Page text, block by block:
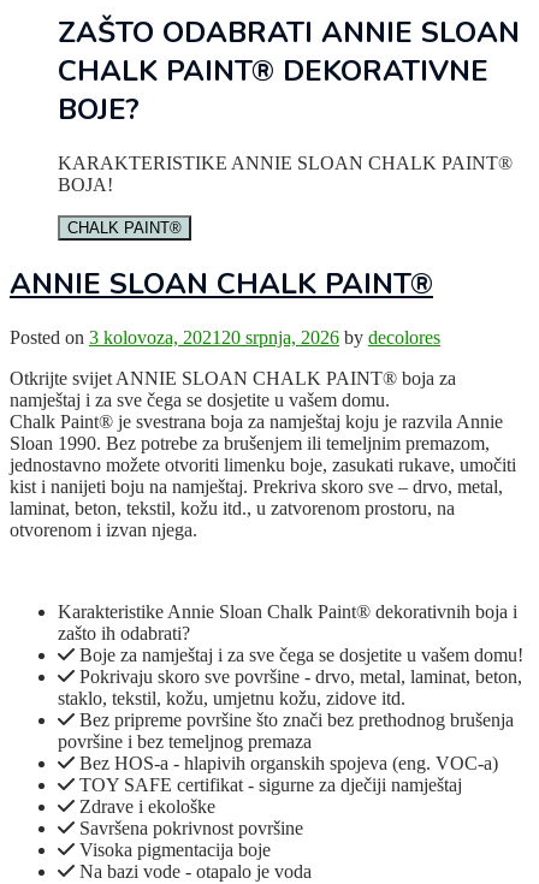
ZAŠTO ODABRATI ANNIE SLOAN
CHALK PAINT® DEKORATIVNE
BOJE?
KARAKTERISTIKE ANNIE SLOAN CHALK PAINT®
BOJA!
CHALK PAINT®
ANNIE SLOAN CHALK PAINT®
Posted on 3 kolovoza, 2021 20 srpnja, 2026 by decolores
Otkrijte svijet ANNIE SLOAN CHALK PAINT® boja za
namještaj i za sve čega se dosjetite u vašem domu.
Chalk Paint® je svestrana boja za namještaj koju je razvila Annie
Sloan 1990. Bez potrebe za brušenjem ili temeljnim premazom,
jednostavno možete otvoriti limenku boje, zasukati rukave, umočiti
kist i nanijeti boju na namještaj. Prekriva skoro sve – drvo, metal,
laminat, beton, tekstil, kožu itd., u zatvorenom prostoru, na
otvorenom i izvan njega.
Karakteristike Annie Sloan Chalk Paint® dekorativnih boja i
zašto ih odabrati?
Boje za namještaj i za sve čega se dosjetite u vašem domu!
Pokrivaju skoro sve površine - drvo, metal, laminat, beton,
staklo, tekstil, kožu, umjetnu kožu, zidove itd.
Bez pripreme površine što znači bez prethodnog brušenja
površine i bez temeljnog premaza
Bez HOS-a - hlapivih organskih spojeva (eng. VOC-a)
TOY SAFE certifikat - sigurne za dječiji namještaj
Zdrave i ekološke
Savršena pokrivnost površine
Visoka pigmentacija boje
Na bazi vode - otapalo je voda